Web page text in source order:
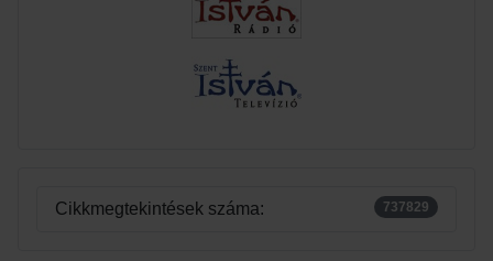
Cikkmegtekintések száma: 737829